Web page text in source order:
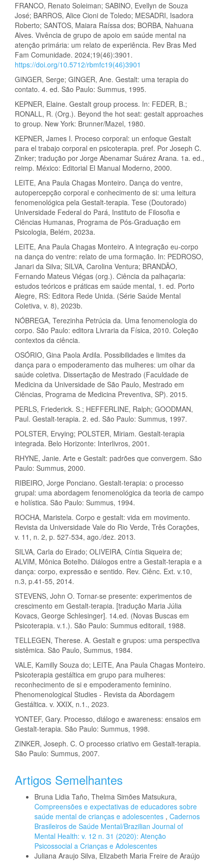
FRANCO, Renato Soleiman; SABINO, Evellyn de Souza
José; BARROS, Alice Cioni de Toledo; MESADRI, Isadora
Roberto; SANTOS, Maiara Raíssa dos; BORBA, Nahuana
Alves. Vivência de grupo de apoio em saúde mental na
atenção primária: um relato de experiência. Rev Bras Med
Fam Comunidade. 2024;19(46):3901.
https://doi.org/10.5712/rbmfc19(46)3901
GINGER, Serge; GINGER, Ane. Gestalt: uma terapia do
contato. 4. ed. São Paulo: Summus, 1995.
KEPNER, Elaine. Gestalt group process. In: FEDER, B.;
RONALL, R. (Org.). Beyond the hot seat: gestalt approaches
to group. New York: Brunner/Mazel, 1980.
KEPNER, James I. Proceso corporal: un enfoque Gestalt
para el trabajo corporal en psicoterapia. pref. Por Joseph C.
Zinker; tradução por Jorge Abenamar Suárez Arana. 1a. ed.,
reimp. México: Editorial El Manual Moderno, 2000.
LEITE, Ana Paula Chagas Monteiro. Dança do ventre,
autopercepção corporal e conhecimento de si: uma leitura
fenomenológica pela Gestalt-terapia. Tese (Doutorado)
Universidade Federal do Pará, Instituto de Filosofia e
Ciências Humanas, Programa de Pós-Graduação em
Psicologia, Belém, 2023a.
LEITE, Ana Paula Chagas Monteiro. A integração eu-corpo
na dança do ventre: relato de uma formação. In: PEDROSO,
Janari da Silva; SILVA, Carolina Ventura; BRANDÃO,
Fernando Mateus Viégas (org.). Ciência da palhaçaria:
estudos teóricos e práticas em saúde mental, 1. ed. Porto
Alegre, RS: Editora Rede Unida. (Série Saúde Mental
Coletiva, v. 8), 2023b.
NÓBREGA, Terezinha Petrúcia da. Uma fenomenologia do
corpo. São Paulo: editora Livraria da Física, 2010. Coleção
contextos da ciência.
OSÓRIO, Gina Paola Ardila. Possibilidades e limites da
dança para o empoderamento das mulheres: um olhar da
saúde coletiva. Dissertação de Mestrado (Faculdade de
Medicina da Universidade de São Paulo, Mestrado em
Ciências, Programa de Medicina Preventiva, SP). 2015.
PERLS, Friederick. S.; HEFFERLINE, Ralph; GOODMAN,
Paul. Gestalt-terapia. 2. ed. São Paulo: Summus, 1997.
POLSTER, Ervying; POLSTER, Miriam. Gestalt-terapia
integrada. Belo Horizonte: Interlivros, 2001.
RHYNE, Janie. Arte e Gestalt: padrões que convergem. São
Paulo: Summus, 2000.
RIBEIRO, Jorge Ponciano. Gestalt-terapia: o processo
grupal: uma abordagem fenomenológica da teoria de campo
e holística. São Paulo: Summus, 1994.
ROCHA, Maristela. Corpo e gestalt: vida em movimento.
Revista da Universidade Vale do Rio Verde, Três Corações,
v. 11, n. 2, p. 527-534, ago./dez. 2013.
SILVA, Carla do Eirado; OLIVEIRA, Cíntia Siqueira de;
ALVIM, Mônica Botelho. Diálogos entre a Gestalt-terapia e a
dança: corpo, expressão e sentido. Rev. Ciênc. Ext. v.10,
n.3, p.41-55, 2014.
STEVENS, John O. Tornar-se presente: experimentos de
crescimento em Gestalt-terapia. [tradução Maria Júlia
Kovacs, George Schlesinger]. 14.ed. (Novas Buscas em
Psicoterapia. v.1.). São Paulo: Summus editorail, 1988.
TELLEGEN, Therese. A. Gestalt e grupos: uma perspectiva
sistêmica. São Paulo, Summus, 1984.
VALE, Kamilly Souza do; LEITE, Ana Paula Chagas Monteiro.
Psicoterapia gestáltica em grupo para mulheres:
reconhecimento de si e empoderamento feminino.
Phenomenological Studies - Revista da Abordagem
Gestáltica. v. XXIX, n.1., 2023.
YONTEF, Gary. Processo, diálogo e awareness: ensaios em
Gestalt-terapia. São Paulo: Summus, 1998.
ZINKER, Joseph. C. O processo criativo em Gestalt-terapia.
São Paulo: Summus, 2007.
Artigos Semelhantes
Bruna Lidia Taño, Thelma Simões Matsukura,
Compreensões e expectativas de educadores sobre
saúde mental de crianças e adolescentes , Cadernos
Brasileiros de Saúde Mental/Brazilian Journal of
Mental Health: v. 12 n. 31 (2020): Atenção
Psicossocial a Crianças e Adolescentes
Juliana Araujo Silva, Elizabeth Maria Freire de Araújo